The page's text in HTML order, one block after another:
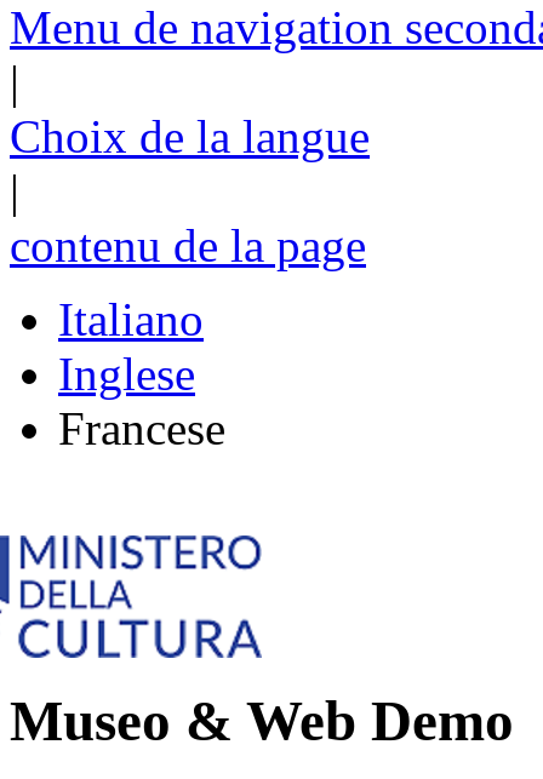
Menu de navigation
|
Choix de la langue
|
contenu de la page
Italiano
Inglese
Francese
Museo & Web Demo